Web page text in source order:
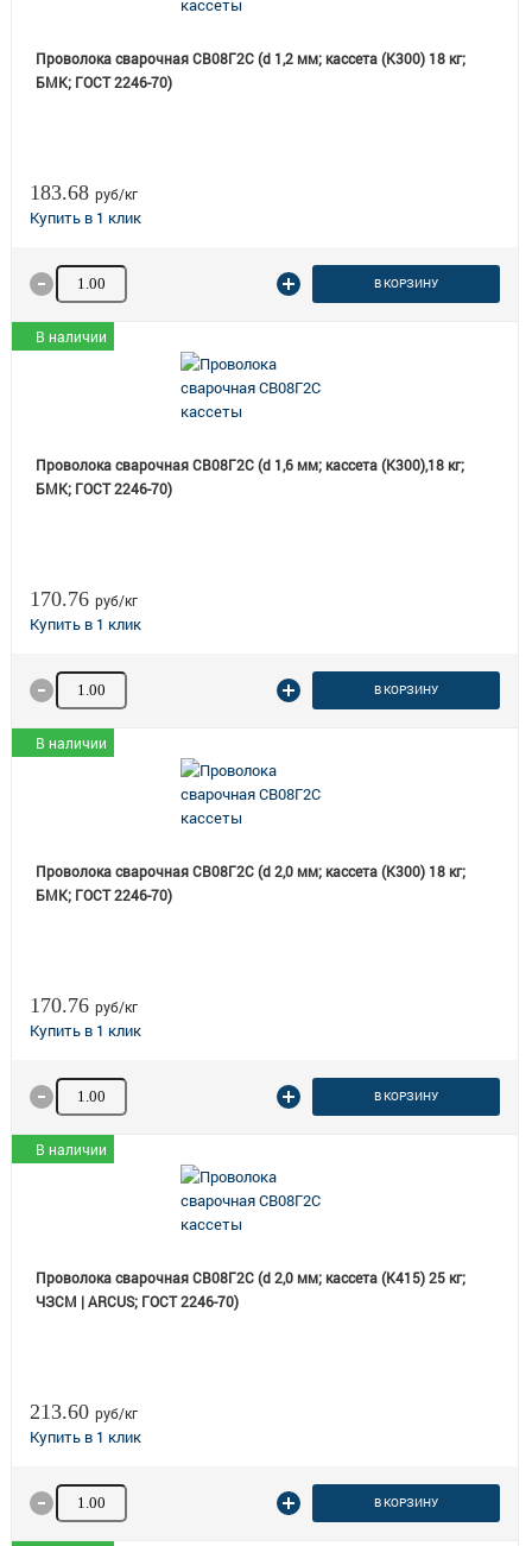
Проволока сварочная СВ08Г2С (d 1,2 мм; кассета (K300) 18 кг;
БМК; ГОСТ 2246-70)
183.68 руб/кг
Количество товара В КОРЗИНУ
В наличии
Проволока сварочная СВ08Г2С (d 1,6 мм; кассета (К300),18 кг;
БМК; ГОСТ 2246-70)
170.76 руб/кг
Количество товара В КОРЗИНУ
В наличии
Проволока сварочная СВ08Г2С (d 2,0 мм; кассета (K300) 18 кг;
БМК; ГОСТ 2246-70)
170.76 руб/кг
Количество товара В КОРЗИНУ
В наличии
Проволока сварочная СВ08Г2С (d 2,0 мм; кассета (К415) 25 кг;
ЧЗСМ | ARCUS; ГОСТ 2246-70)
213.60 руб/кг
Количество товара В КОРЗИНУ